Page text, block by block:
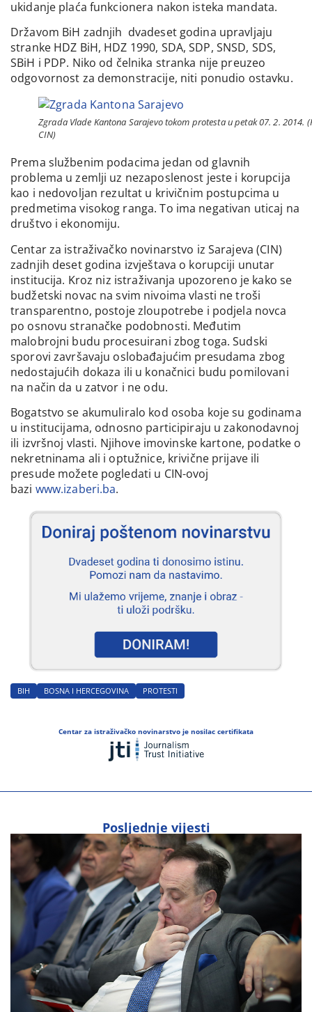
ukidanje plaća funkcionera nakon isteka mandata.
Državom BiH zadnjih dvadeset godina upravljaju
stranke HDZ BiH, HDZ 1990, SDA, SDP, SNSD, SDS,
SBiH i PDP. Niko od čelnika stranka nije preuzeo
odgovornost za demonstracije, niti ponudio ostavku.
Zgrada Vlade Kantona Sarajevo tokom protesta u petak 07. 2. 2014.
CIN)
Prema službenim podacima jedan od glavnih
problema u zemlji uz nezaposlenost jeste i korupcija
kao i nedovoljan rezultat u krivičnim postupcima u
predmetima visokog ranga. To ima negativan uticaj na
društvo i ekonomiju.
Centar za istraživačko novinarstvo iz Sarajeva (CIN)
zadnjih deset godina izvještava o korupciji unutar
institucija. Kroz niz istraživanja upozoreno je kako se
budžetski novac na svim nivoima vlasti ne troši
transparentno, postoje zloupotrebe i podjela novca
po osnovu stranačke podobnosti. Međutim
malobrojni budu procesuirani zbog toga. Sudski
sporovi završavaju oslobađajućim presudama zbog
nedostajućih dokaza ili u konačnici budu pomilovani
na način da u zatvor i ne odu.
Bogatstvo se akumuliralo kod osoba koje su godinama
u institucijama, odnosno participiraju u zakonodavnoj
ili izvršnoj vlasti. Njihove imovinske kartone, podatke o
nekretninama ali i optužnice, krivične prijave ili
presude možete pogledati u CIN-ovoj
bazi www.izaberi.ba.
BIH BOSNA I HERCEGOVINA PROTESTI
Centar za istraživačko novinarstvo je nosilac certifikata
Posljednje vijesti